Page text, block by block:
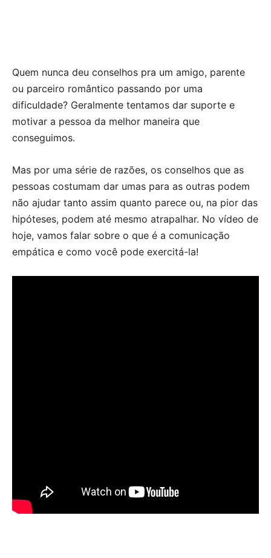
Quem nunca deu conselhos pra um amigo, parente
ou parceiro romântico passando por uma
dificuldade? Geralmente tentamos dar suporte e
motivar a pessoa da melhor maneira que
conseguimos.
Mas por uma série de razões, os conselhos que as
pessoas costumam dar umas para as outras podem
não ajudar tanto assim quanto parece ou, na pior das
hipóteses, podem até mesmo atrapalhar. No vídeo de
hoje, vamos falar sobre o que é a comunicação
empática e como você pode exercitá-la!